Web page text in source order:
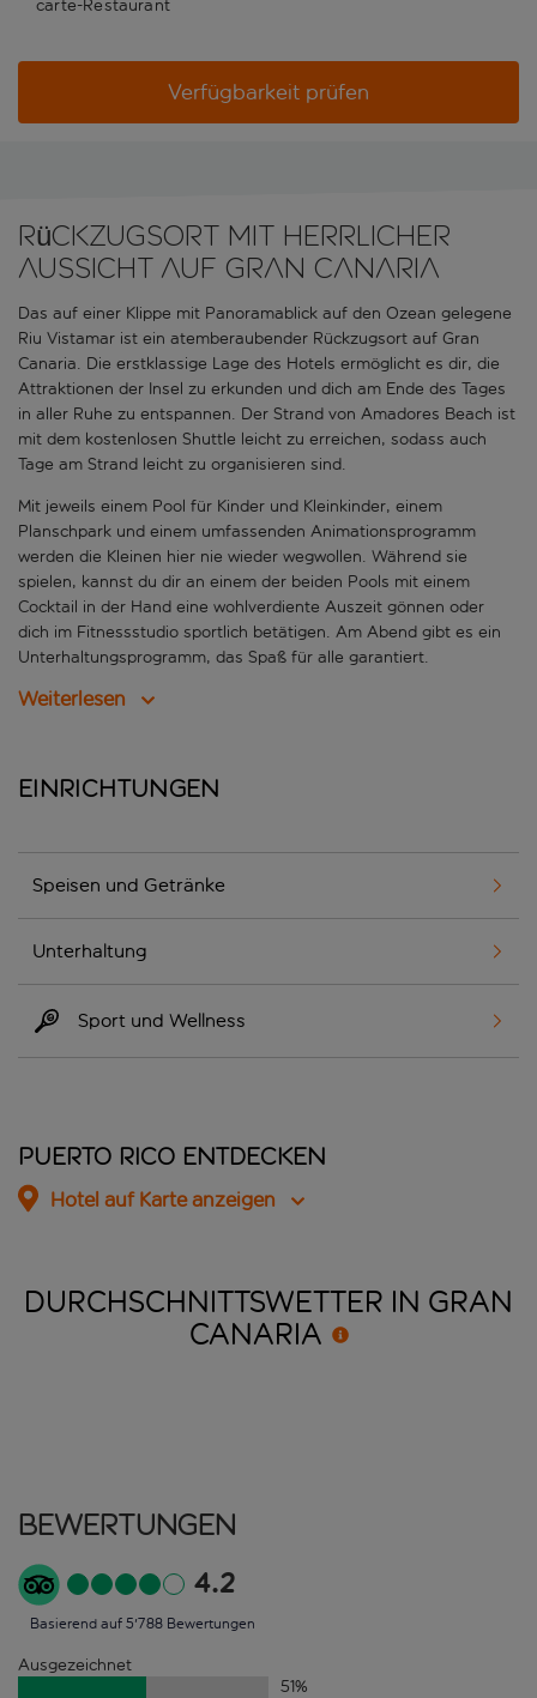
carte-Restaurant
Verfügbarkeit prüfen
Rückzugsort mit herrlicher
Aussicht auf Gran Canaria
Das auf einer Klippe mit Panoramablick auf den Ozean gelegene
Riu Vistamar ist ein atemberaubender Rückzugsort auf Gran
Canaria. Die erstklassige Lage des Hotels ermöglicht es dir, die
Attraktionen der Insel zu erkunden und dich am Ende des Tages
in aller Ruhe zu entspannen. Der Strand von Amadores Beach ist
mit dem kostenlosen Shuttle leicht zu erreichen, sodass auch
Tage am Strand leicht zu organisieren sind.
Mit jeweils einem Pool für Kinder und Kleinkinder, einem
Planschpark und einem umfassenden Animationsprogramm
werden die Kleinen hier nie wieder wegwollen. Während sie
spielen, kannst du dir an einem der beiden Pools mit einem
Cocktail in der Hand eine wohlverdiente Auszeit gönnen oder
dich im Fitnessstudio sportlich betätigen. Am Abend gibt es ein
Unterhaltungsprogramm, das Spaß für alle garantiert.
Weiterlesen
Einrichtungen
Speisen und Getränke
Unterhaltung
Sport und Wellness
Puerto Rico entdecken
Hotel auf Karte anzeigen
DURCHSCHNITTSWETTER IN GRAN
CANARIA
Bewertungen
4.2
Basierend auf 5'788 Bewertungen
Ausgezeichnet
51%